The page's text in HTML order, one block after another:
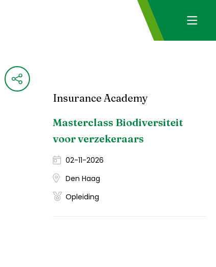
Insurance Academy
Masterclass Biodiversiteit
voor verzekeraars
02-11-2026
Den Haag
Opleiding